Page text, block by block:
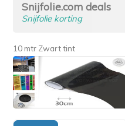
Snijfolie.com deals
Snijfolie korting
10 mtr Zwart tint